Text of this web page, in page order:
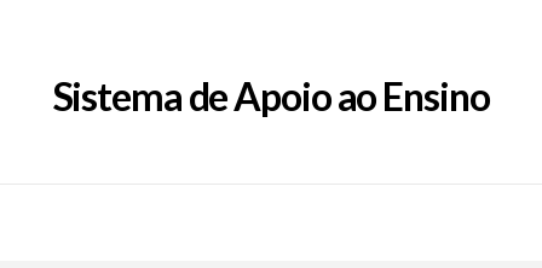
Sistema de Apoio ao Ensino